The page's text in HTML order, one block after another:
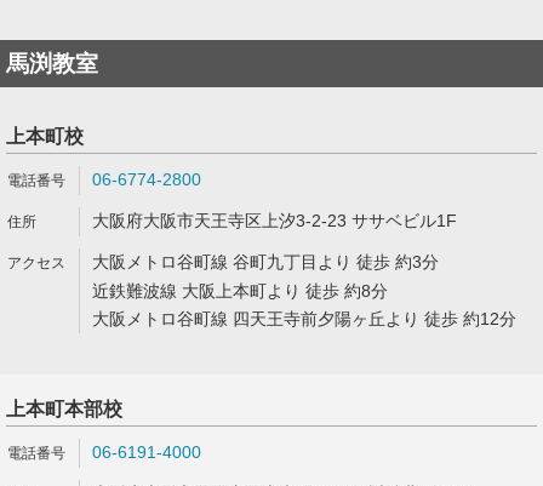
馬渕教室
上本町校
06-6774-2800
大阪府大阪市天王寺区上汐3-2-23 ササベビル1F
大阪メトロ谷町線 谷町九丁目より 徒歩 約3分
近鉄難波線 大阪上本町より 徒歩 約8分
大阪メトロ谷町線 四天王寺前夕陽ヶ丘より 徒歩 約12分
上本町本部校
06-6191-4000